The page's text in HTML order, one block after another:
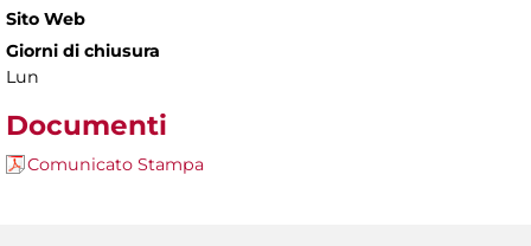
Sito Web
Giorni di chiusura
Lun
Documenti
Comunicato Stampa